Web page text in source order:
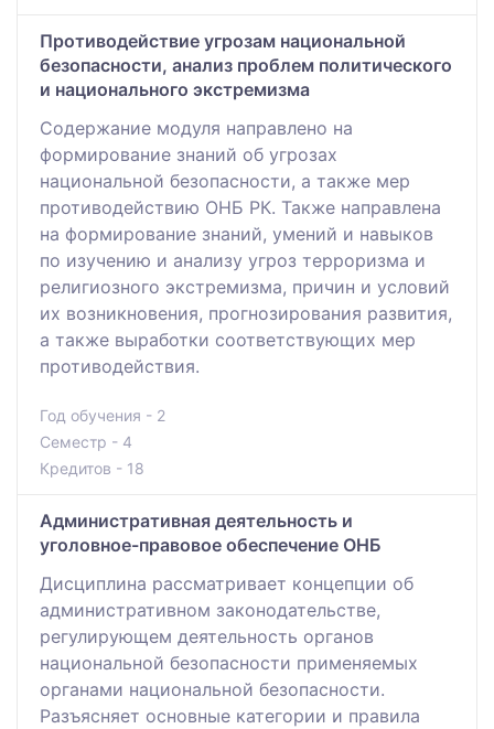
Противодействие угрозам национальной
безопасности, анализ проблем политического
и национального экстремизма
Содержание модуля направлено на
формирование знаний об угрозах
национальной безопасности, а также мер
противодействию ОНБ РК. Также направлена
на формирование знаний, умений и навыков
по изучению и анализу угроз терроризма и
религиозного экстремизма, причин и условий
их возникновения, прогнозирования развития,
а также выработки соответствующих мер
противодействия.
Год обучения - 2
Семестр - 4
Кредитов - 18
Административная деятельность и
уголовное-правовое обеспечение ОНБ
Дисциплина рассматривает концепции об
административном законодательстве,
регулирующем деятельность органов
национальной безопасности применяемых
органами национальной безопасности.
Разъясняет основные категории и правила